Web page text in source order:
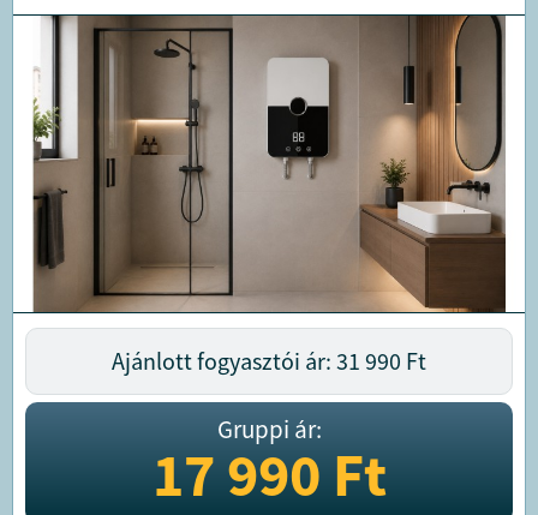
Ajánlott fogyasztói ár: 31 990 Ft
Gruppi ár:
17 990Ft